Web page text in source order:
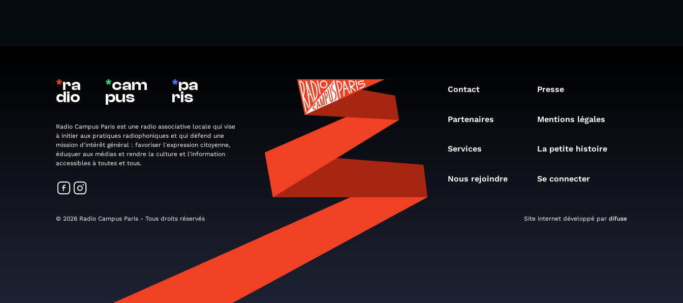
*ra
dio
*cam
pus
*pa
ris
Radio Campus Paris est une radio associative locale qui vise
à initier aux pratiques radiophoniques et qui défend une
mission d'intérêt général : favoriser l'expression citoyenne,
éduquer aux médias et rendre la culture et l'information
accessibles à toutes et tous.
Contact Presse
Partenaires Mentions légales
Services La petite histoire
Nous rejoindre Se connecter
© 2026 Radio Campus Paris - Tous droits réservés Site internet développé par difuse